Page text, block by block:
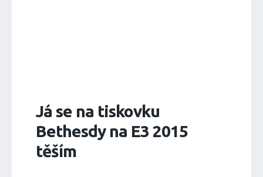
Já se na tiskovku
Bethesdy na E3 2015
těším